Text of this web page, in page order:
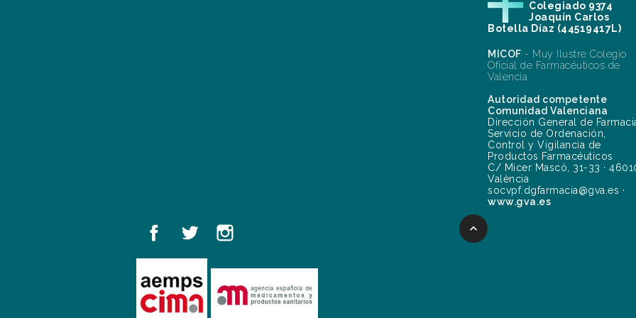
Colegiado 9374
Joaquín Carlos
Botella Díaz (44519417L)
MICOF - Muy Ilustre Colegio
Oficial de Farmacéuticos de
Valencia
Autoridad competente
Comunidad Valenciana
Dirección General de
Servicio de Ordenación,
Control y Vigilancia de
Productos Farmacéuticos
C/ Micer Mascó, 31-33 ·
València
socvpf.dgfarmacia@gva.es ·
www.gva.es
